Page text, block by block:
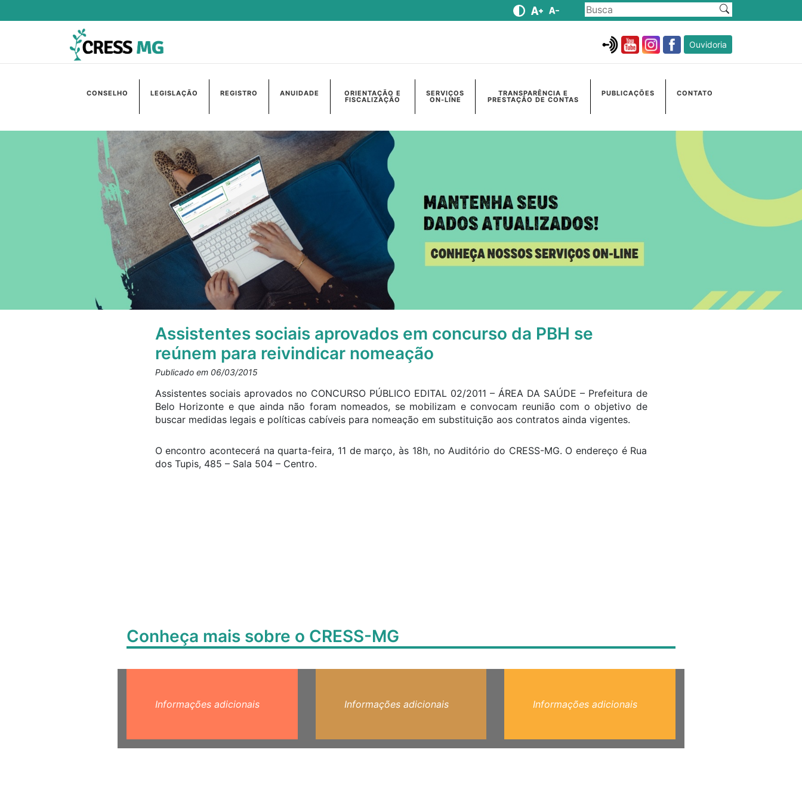
Ouvidoria
CONSELHO LEGISLAÇÃO REGISTRO ANUIDADE ORIENTAÇÃO E
FISCALIZAÇÃO
SERVIÇOS
ON-LINE
TRANSPARÊNCIA E
PRESTAÇÃO DE CONTAS
PUBLICAÇÕES CONTATO
Assistentes sociais aprovados em concurso da PBH se
reúnem para reivindicar nomeação
Publicado em 06/03/2015
Assistentes sociais aprovados no CONCURSO PÚBLICO EDITAL 02/2011 – ÁREA DA SAÚDE – Prefeitura de
Belo Horizonte e que ainda não foram nomeados, se mobilizam e convocam reunião com o objetivo de
buscar medidas legais e políticas cabíveis para nomeação em substituição aos contratos ainda vigentes.
O encontro acontecerá na quarta-feira, 11 de março, às 18h, no Auditório do CRESS-MG. O endereço é Rua
dos Tupis, 485 – Sala 504 – Centro.
Conheça mais sobre o CRESS-MG
Informações adicionais Informações adicionais Informações adicionais